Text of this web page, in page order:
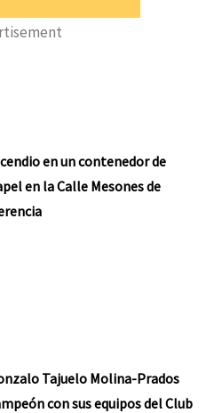
en un contenedor de
en la Calle Mesones de
Tajuelo Molina-Prados
con sus equipos del Club